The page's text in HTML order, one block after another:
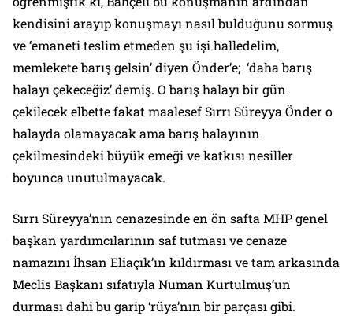
kendisini arayıp konuşmayı nasıl bulduğunu sormuş
ve ‘emaneti teslim etmeden şu işi halledelim,
memlekete barış gelsin’ diyen Önder’e; ‘daha barış
halayı çekeceğiz’ demiş. O barış halayı bir gün
çekilecek elbette fakat maalesef Sırrı Süreyya Önder o
halayda olamayacak ama barış halayının
çekilmesindeki büyük emeği ve katkısı nesiller
boyunca unutulmayacak.
Sırrı Süreyya’nın cenazesinde en ön safta MHP genel
başkan yardımcılarının saf tutması ve cenaze
namazını İhsan Eliaçık’ın kıldırması ve tam arkasında
Meclis Başkanı sıfatıyla Numan Kurtulmuş’un
durması dahi bu garip ‘rüya’nın bir parçası gibi.